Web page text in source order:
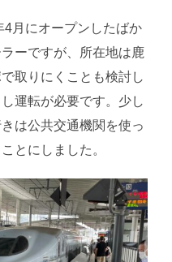
4月にオープンしたばか
ーですが、所在地は鹿
取りにくことも検討し
運転が必要です。少し
は公共交通機関を使っ
とにしました。